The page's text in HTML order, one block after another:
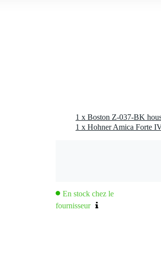
En stock chez le
fournisseur